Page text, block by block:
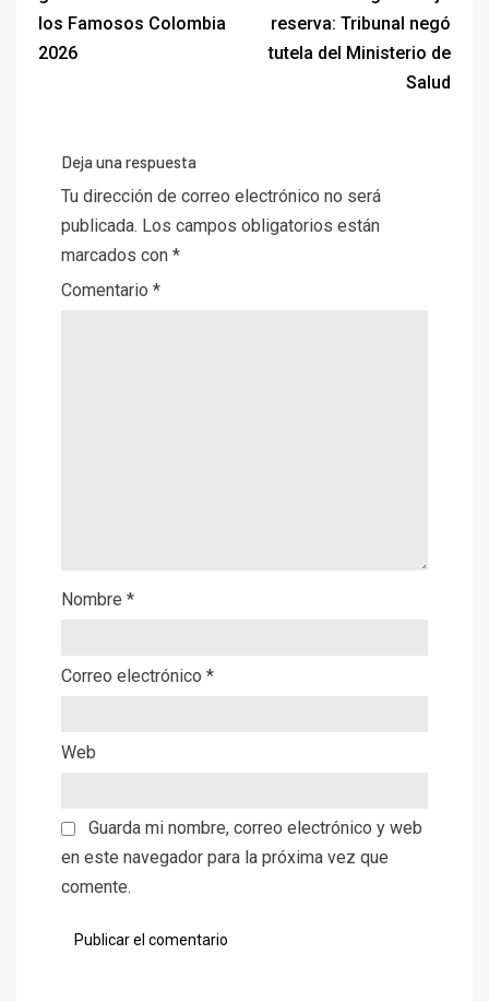
los Famosos Colombia
2026
reserva: Tribunal negó
tutela del Ministerio de
Salud
Deja una respuesta
Tu dirección de correo electrónico no será
publicada. Los campos obligatorios están
marcados con *
Comentario *
Nombre *
Correo electrónico *
Web
Guarda mi nombre, correo electrónico y web
en este navegador para la próxima vez que
comente.